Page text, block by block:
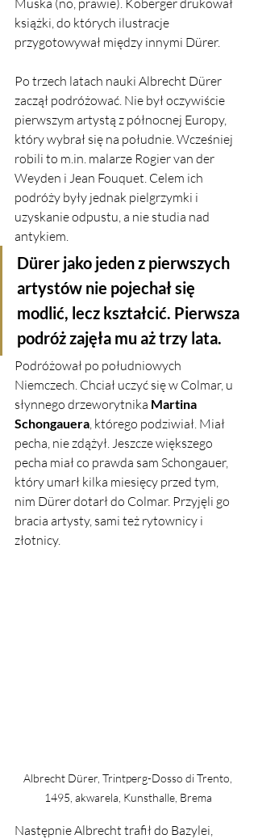
Muska (no, prawie). Koberger drukował
książki, do których ilustracje
przygotowywał między innymi Dürer.
Po trzech latach nauki Albrecht Dürer
zaczął podróżować. Nie był oczywiście
pierwszym artystą z północnej Europy,
który wybrał się na południe. Wcześniej
robili to m.in. malarze Rogier van der
Weyden i Jean Fouquet. Celem ich
podróży były jednak pielgrzymki i
uzyskanie odpustu, a nie studia nad
antykiem.
Dürer jako jeden z pierwszych
artystów nie pojechał się
modlić, lecz kształcić. Pierwsza
podróż zajęła mu aż trzy lata.
Podróżował po południowych
Niemczech. Chciał uczyć się w Colmar, u
słynnego drzeworytnika Martina
Schongauera, którego podziwiał. Miał
pecha, nie zdążył. Jeszcze większego
pecha miał co prawda sam Schongauer,
który umarł kilka miesięcy przed tym,
nim Dürer dotarł do Colmar. Przyjęli go
bracia artysty, sami też rytownicy i
złotnicy.
Albrecht Dürer, Trintperg-Dosso di Trento,
1495, akwarela, Kunsthalle, Brema
Następnie Albrecht trafił do Bazylei,